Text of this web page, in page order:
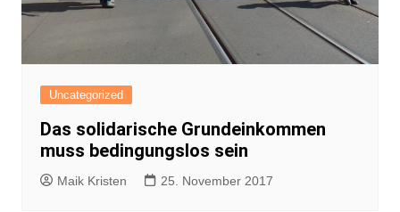
Uncategorized
Das solidarische Grundeinkommen
muss bedingungslos sein
Maik Kristen 25. November 2017